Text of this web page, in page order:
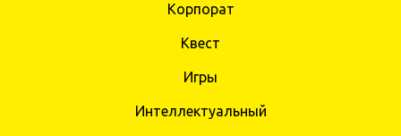
Корпорат
Квест
Игры
Интеллектуальный